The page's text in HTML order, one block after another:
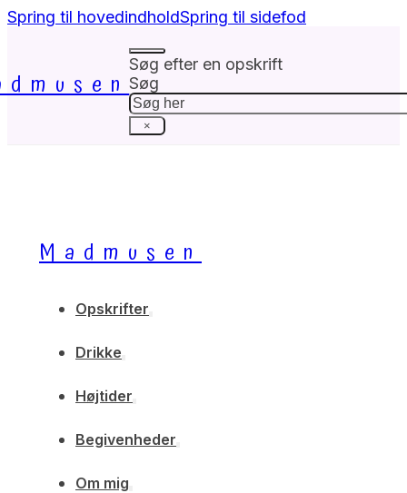
Spring til hovedindholdSpring til sidefod
Søg efter en opskrift
Søg
×
Madmusen
Opskrifter
Drikke
Højtider
Begivenheder
Om mig